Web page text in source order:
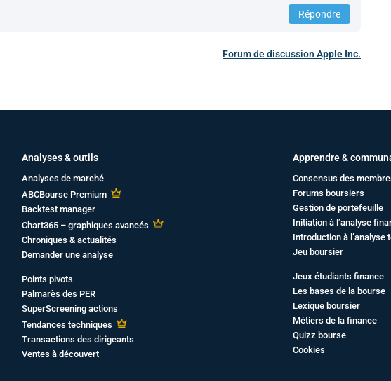
Répondre
Forum de discussion Apple Inc.
Analyses & outils
Analyses de marché
ABCBourse Premium
Backtest manager
Chart365 – graphiques avancés
Chroniques & actualités
Demander une analyse
Points pivots
Palmarès des PER
SuperScreening actions
Tendances techniques
Transactions des dirigeants
Ventes à découvert
Apprendre &
Consensus des
Forums boursiers
Gestion de portefeuille
Initiation à l’analyse
Introduction à l’analyse
Jeu boursier
Jeux étudiants finance
Les bases de la bourse
Lexique boursier
Métiers de la finance
Quizz bourse
Cookies